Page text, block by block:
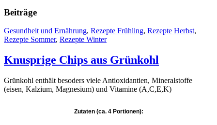
Beiträge
Gesundheit und Ernährung, Rezepte Frühling, Rezepte Herbst,
Rezepte Sommer, Rezepte Winter
Knusprige Chips aus Grünkohl
Grünkohl enthält besoders viele Antioxidantien, Mineralstoffe
(eisen, Kalzium, Magnesium) und Vitamine (A,C,E,K)
Zutaten (ca. 4 Portionen):